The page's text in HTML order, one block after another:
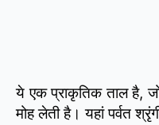
ये एक प्राकृतिक ताल है,
मोह लेती है। यहां पर्वत